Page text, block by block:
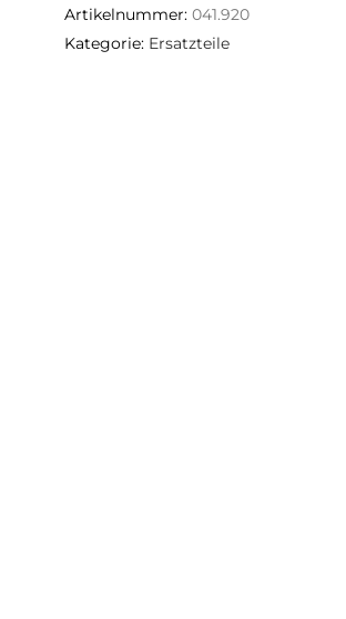
Artikelnummer: 041.920
Kategorie: Ersatzteile